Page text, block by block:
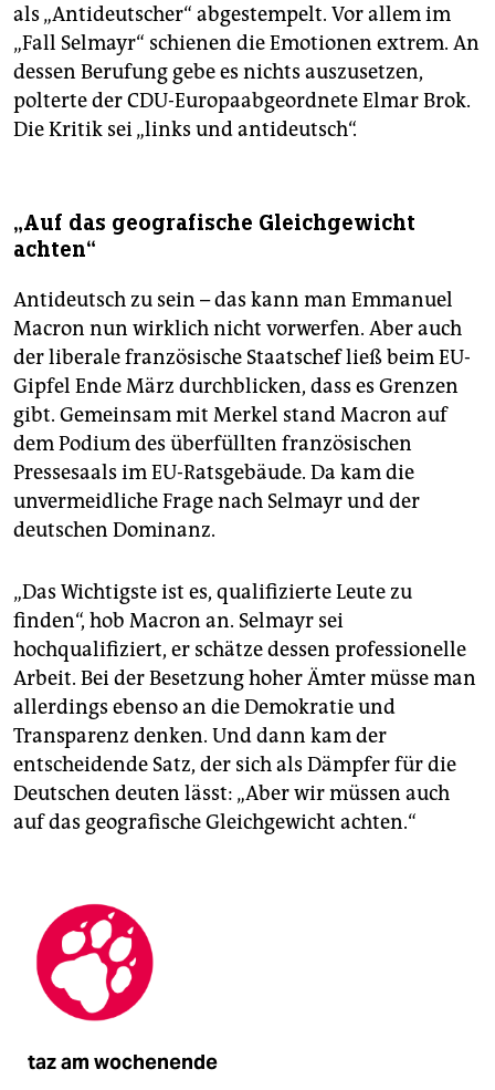
als „Antideutscher“ abgestempelt. Vor allem im
„Fall Selmayr“ schienen die Emotionen extrem. An
dessen Berufung gebe es nichts auszusetzen,
polterte der CDU-Europaabgeordnete Elmar Brok.
Die Kritik sei „links und antideutsch“.
„Auf das geografische Gleichgewicht
achten“
Antideutsch zu sein – das kann man Emmanuel
Macron nun wirklich nicht vorwerfen. Aber auch
der liberale französische Staatschef ließ beim EU-
Gipfel Ende März durchblicken, dass es Grenzen
gibt. Gemeinsam mit Merkel stand Macron auf
dem Podium des überfüllten französischen
Pressesaals im EU-Ratsgebäude. Da kam die
unvermeidliche Frage nach Selmayr und der
deutschen Dominanz.
„Das Wichtigste ist es, qualifizierte Leute zu
finden“, hob Macron an. Selmayr sei
hochqualifiziert, er schätze dessen professionelle
Arbeit. Bei der Besetzung hoher Ämter müsse man
allerdings ebenso an die Demokratie und
Transparenz denken. Und dann kam der
entscheidende Satz, der sich als Dämpfer für die
Deutschen deuten lässt: „Aber wir müssen auch
auf das geografische Gleichgewicht achten.“
taz am wochenende